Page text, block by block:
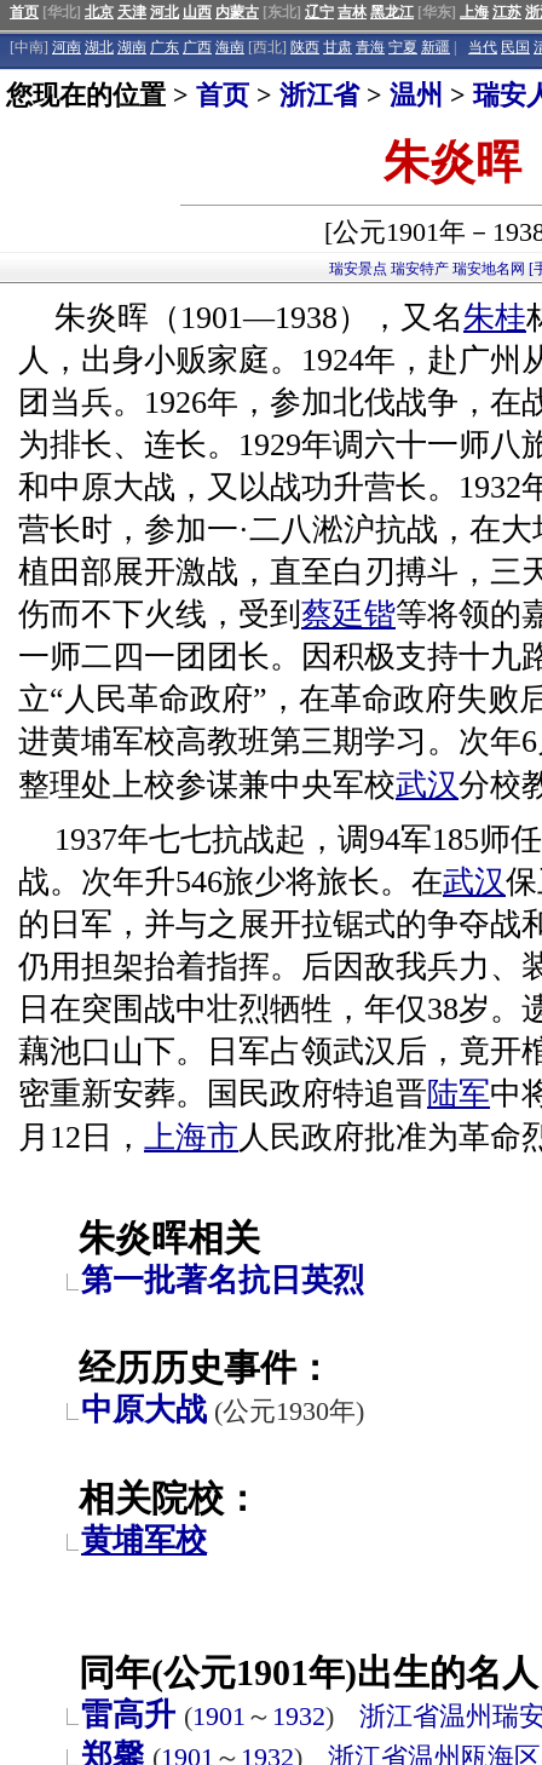
首页 [华北] 北京 天津 河北 山西 内蒙古 [东北] 辽宁 吉林 黑龙江 [华东] 上海 江苏
[中南] 河南 湖北 湖南 广东 广西 海南 [西北] 陕西 甘肃 青海 宁夏 新疆 当代 民国
您现在的位置 > 首页 > 浙江省> 温州 >瑞安
朱炎晖
[公元1901年－
瑞安景点 瑞安特产 瑞安地名网 [
朱炎晖（1901—1938），又名朱桂
人，出身小贩家庭。1924年，赴广州
团当兵。1926年，参加北伐战争，在
为排长、连长。1929年调六十一师八
和中原大战，又以战功升营长。1932
营长时，参加一·二八淞沪抗战，在
植田部展开激战，直至白刃搏斗，三
伤而不下火线，受到 蔡廷锴等将领的
一师二四一团团长。因积极支持十九
立“人民革命政府”，在革命政府失败
进黄埔军校高教班第三期学习。次年
整理处上校参谋兼中央军校武汉分校
1937年七七抗战起，调94军185师
战。次年升546旅少将旅长。在武汉
的日军，并与之展开拉锯式的争夺战
仍用担架抬着指挥。后因敌我兵力、
日在突围战中壮烈牺牲，年仅38岁。
藕池口山下。日军占领武汉后，竟开
密重新安葬。国民政府特追晋陆军中
月12日， 上海市人民政府批准为革命
朱炎晖相关
第一批著名抗日英烈
经历历史事件：
中原大战 (公元1930年)
相关院校：
黄埔军校
同年(公元1901年)出生的名
雷高升 (1901 ～ 1932) 浙江省温州 瑞
郑馨 (1901 ～ 1932) 浙江省温州 瓯海区